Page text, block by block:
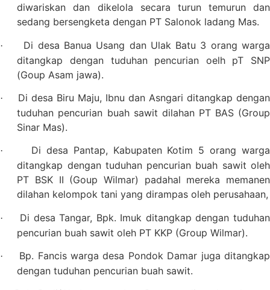
diwariskan dan dikelola secara turun temurun dan
sedang bersengketa dengan PT Salonok ladang Mas.
·
Di desa Banua Usang dan Ulak Batu 3 orang warga
ditangkap dengan tuduhan pencurian oelh pT SNP
(Goup Asam jawa).
·
Di desa Biru Maju, Ibnu dan Asngari ditangkap dengan
tuduhan pencurian buah sawit dilahan PT BAS (Group
Sinar Mas).
·
Di desa Pantap, Kabupaten Kotim 5 orang warga
ditangkap dengan tuduhan pencurian buah sawit oleh
PT BSK II (Goup Wilmar) padahal mereka memanen
dilahan kelompok tani yang dirampas oleh perusahaan,
·
Di desa Tangar, Bpk. Imuk ditangkap dengan tuduhan
pencurian buah sawit oleh PT KKP (Group Wilmar).
·
Bp. Fancis warga desa Pondok Damar juga ditangkap
dengan tuduhan pencurian buah sawit.